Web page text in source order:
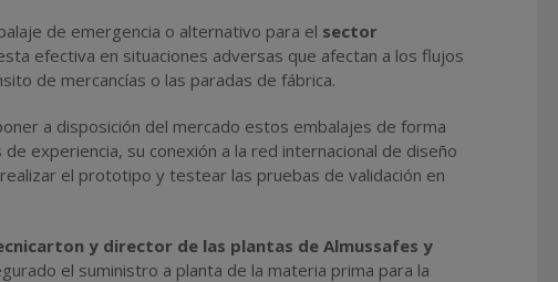
de emergencia o alternativo para el sector
efectiva en situaciones adversas que afectan a los flujos
de mercancías o las paradas de fábrica.
a disposición del mercado estos embalajes de forma
experiencia, su conexión a la red internacional de diseño
el prototipo y testear las pruebas de validación en
y director de las plantas de Almussafes y
el suministro a planta de la materia prima para la